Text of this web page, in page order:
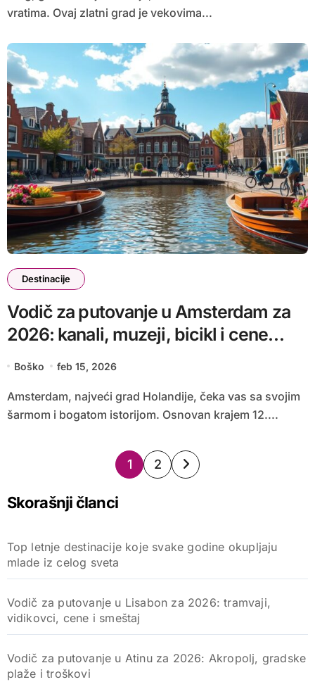
vratima. Ovaj zlatni grad je vekovima...
Destinacije
Vodič za putovanje u Amsterdam za
2026: kanali, muzeji, bicikl i cene
Boško feb 15, 2026
Amsterdam, najveći grad Holandije, čeka vas sa svojim
šarmom i bogatom istorijom. Osnovan krajem 12....
Paginacija
1 2
Skorašnji članci
Top letnje destinacije koje svake godine okupljaju
mlade iz celog sveta
Vodič za putovanje u Lisabon za 2026: tramvaji,
vidikovci, cene i smeštaj
Vodič za putovanje u Atinu za 2026: Akropolj, gradske
plaže i troškovi